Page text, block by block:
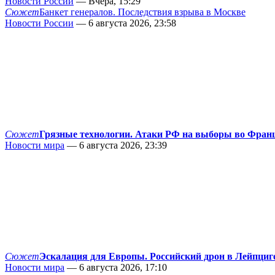
СюжетБанкет генералов. Последствия взрыва в Москве
Новости России — 6 августа 2026, 23:58
СюжетГрязные технологии. Атаки РФ на выборы во
Новости мира — 6 августа 2026, 23:39
СюжетЭскалация для Европы. Российский дрон в
Новости мира — 6 августа 2026, 17:10